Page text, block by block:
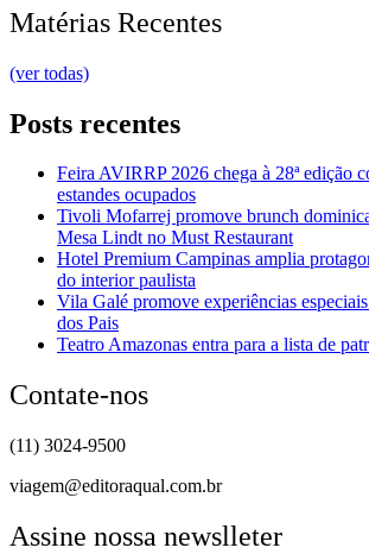
Matérias Recentes
(ver todas)
Posts recentes
Feira AVIRRP 2026 chega à 28ª edição
estandes ocupados
Tivoli Mofarrej promove brunch
Mesa Lindt no Must Restaurant
Hotel Premium Campinas amplia
do interior paulista
Vila Galé promove experiências
dos Pais
Teatro Amazonas entra para a lista de
Contate-nos
(11) 3024-9500
viagem@editoraqual.com.br
Assine nossa newslleter